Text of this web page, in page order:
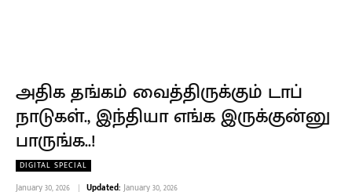
அதிக தங்கம் வைத்திருக்கும் டாப்
நாடுகள்., இந்தியா எங்க இருக்குன்னு
பாருங்க..!
DIGITAL SPECIAL
January 30, 2026 Updated: January 30, 2026